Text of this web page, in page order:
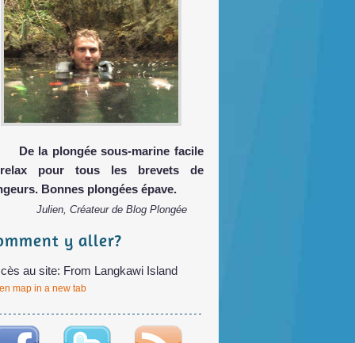
De la plongée sous-marine facile
pour tous les brevets de
Bonnes plongées épave.
Julien, Créateur de Blog Plongée
y aller?
au site: From Langkawi Island
map in a new tab